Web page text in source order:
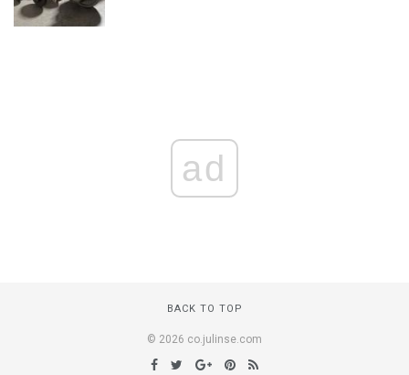
ad
BACK TO TOP
© 2026 co.julinse.com